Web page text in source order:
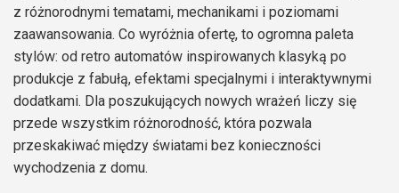
z różnorodnymi tematami, mechanikami i poziomami
zaawansowania. Co wyróżnia ofertę, to ogromna paleta
stylów: od retro automatów inspirowanych klasyką po
produkcje z fabułą, efektami specjalnymi i interaktywnymi
dodatkami. Dla poszukujących nowych wrażeń liczy się
przede wszystkim różnorodność, która pozwala
przeskakiwać między światami bez konieczności
wychodzenia z domu.